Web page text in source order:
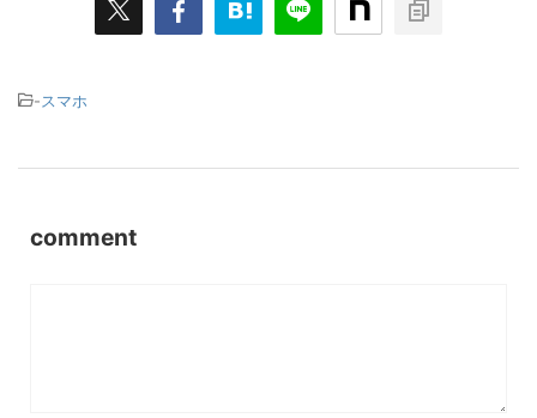
-スマホ
comment